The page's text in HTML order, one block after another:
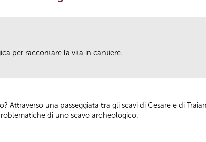
per raccontare la vita in cantiere.
Attraverso una passeggiata tra gli scavi di Cesare e di
di uno scavo archeologico.